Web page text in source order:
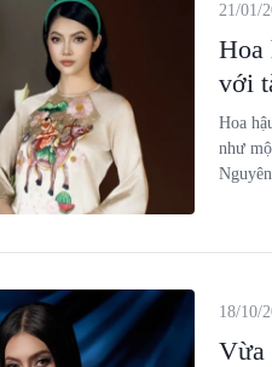
Hoa
với
21/01/
Hoa
như
Vừa
18/10/